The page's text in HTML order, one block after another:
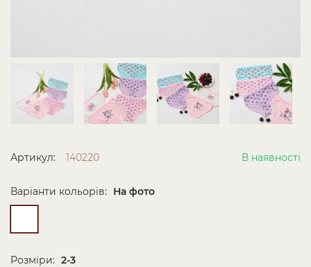
Артикул: 140220 В наявності
Варіанти кольорів: На фото
Розміри: 2-3